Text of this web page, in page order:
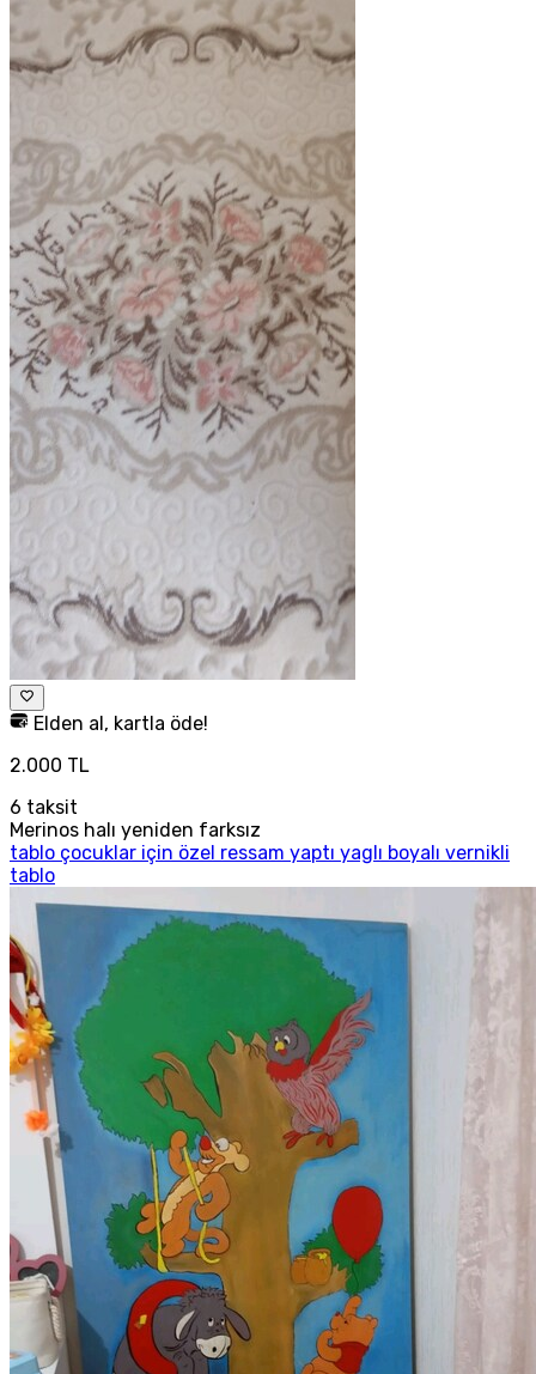
Elden al, kartla öde!
2.000 TL
6 taksit
Merinos halı yeniden farksız
tablo çocuklar için özel ressam yaptı yaglı boyalı vernikli
tablo